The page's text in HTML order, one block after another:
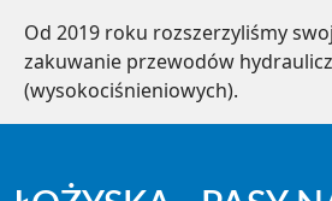
Od 2019 roku rozszerzyliśmy
zakuwanie przewodów
(wysokociśnieniowych).